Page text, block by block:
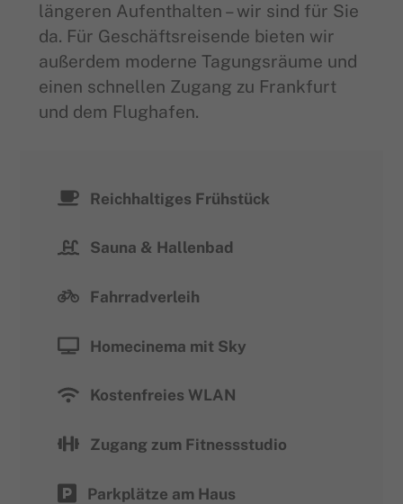
längeren Aufenthalten – wir sind für Sie
da. Für Geschäftsreisende bieten wir
außerdem moderne Tagungsräume und
einen schnellen Zugang zu Frankfurt
und dem Flughafen.
Reichhaltiges Frühstück
Sauna & Hallenbad
Fahrradverleih
Homecinema mit Sky
Kostenfreies WLAN
Zugang zum Fitnessstudio
Parkplätze am Haus